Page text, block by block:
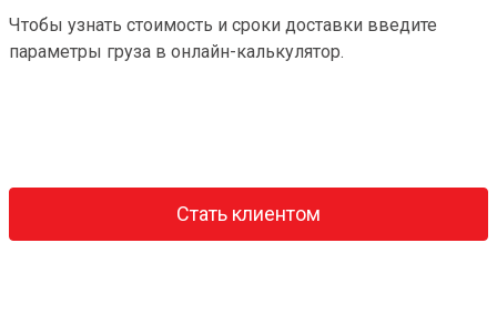
Чтобы узнать стоимость и сроки доставки введите
параметры груза в онлайн-калькулятор.
Стать клиентом